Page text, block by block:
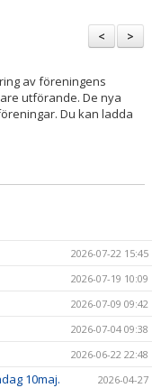
>
<
av föreningens
utförande. De nya
Du kan ladda
2026-07-22 15:45
2026-07-19 10:09
2026-07-09 09:42
2026-07-04 09:38
2026-06-22 22:48
10maj. 2026-04-27